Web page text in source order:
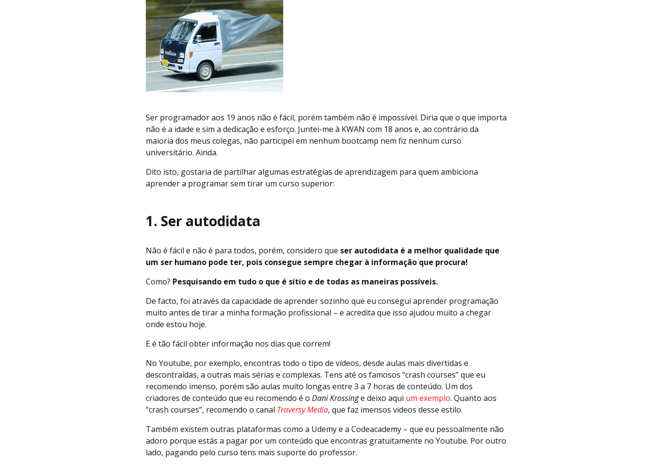
Ser programador aos 19 anos não é fácil, porém também não é impossível. Diria que o que importa
não é a idade e sim a dedicação e esforço. Juntei-me à KWAN com 18 anos e, ao contrário da
maioria dos meus colegas, não participei em nenhum bootcamp nem fiz nenhum curso
universitário. Ainda.
Dito isto, gostaria de partilhar algumas estratégias de aprendizagem para quem ambiciona
aprender a programar sem tirar um curso superior:
1. Ser autodidata
Não é fácil e não é para todos, porém, considero que ser autodidata é a melhor qualidade que
um ser humano pode ter, pois consegue sempre chegar à informação que procura!
Como? Pesquisando em tudo o que é sítio e de todas as maneiras possíveis.
De facto, foi através da capacidade de aprender sozinho que eu consegui aprender programação
muito antes de tirar a minha formação profissional – e acredita que isso ajudou muito a chegar
onde estou hoje.
E é tão fácil obter informação nos dias que correm!
No Youtube, por exemplo, encontras todo o tipo de vídeos, desde aulas mais divertidas e
descontraídas, a outras mais sérias e complexas. Tens até os famosos “crash courses” que eu
recomendo imenso, porém são aulas muito longas entre 3 a 7 horas de conteúdo. Um dos
criadores de conteúdo que eu recomendo é o Dani Krossinge deixo aqui um exemplo. Quanto aos
“crash courses”, recomendo o canal Traversy Media, que faz imensos videos desse estilo.
Também existem outras plataformas como a Udemy e a Codeacademy – que eu pessoalmente não
adoro porque estás a pagar por um conteúdo que encontras gratuitamente no Youtube. Por outro
lado, pagando pelo curso tens mais suporte do professor.